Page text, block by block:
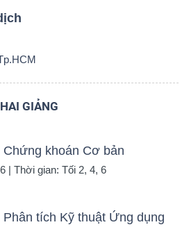
GIẢNG
Chứng khoán Cơ bản
| Thời gian: Tối 2, 4, 6
tích Kỹ thuật Ứng dụng